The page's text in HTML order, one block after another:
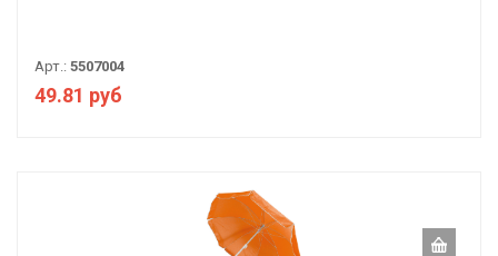
Арт.: 5507004
49.81 руб